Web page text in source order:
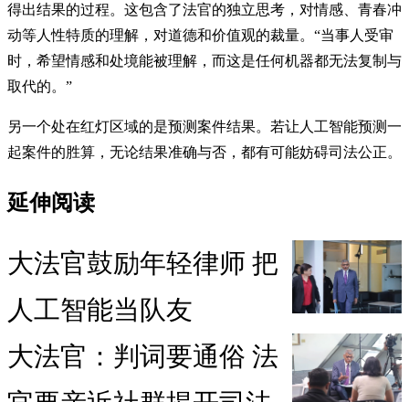
得出结果的过程。这包含了法官的独立思考，对情感、青春冲
动等人性特质的理解，对道德和价值观的裁量。“当事人受审
时，希望情感和处境能被理解，而这是任何机器都无法复制与
取代的。”
另一个处在红灯区域的是预测案件结果。若让人工智能预测一
起案件的胜算，无论结果准确与否，都有可能妨碍司法公正。
延伸阅读
大法官鼓励年轻律师 把
人工智能当队友
大法官：判词要通俗 法